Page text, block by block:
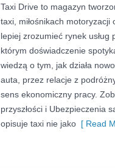
Taxi Drive to magazyn
taxi, miłośnikach
lepiej zrozumieć rynek usług
którym doświadczenie
wiedzą o tym, jak działa
auta, przez relacje z
sens ekonomiczny pracy.
przyszłości i Ubezpieczenia
opisuje taxi nie jako [ Read